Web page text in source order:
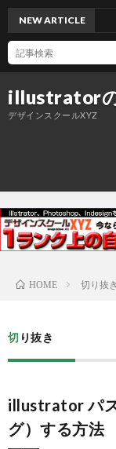
illustrator
デザインスクールXYZ
NEW ARTICLE
HOME 切り抜き
切り抜き
illustrator パ
グ）する方法